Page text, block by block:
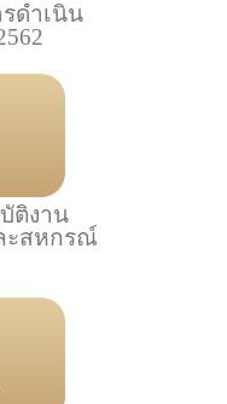
ดำเนิน
ติงาน
ะสหกรณ์